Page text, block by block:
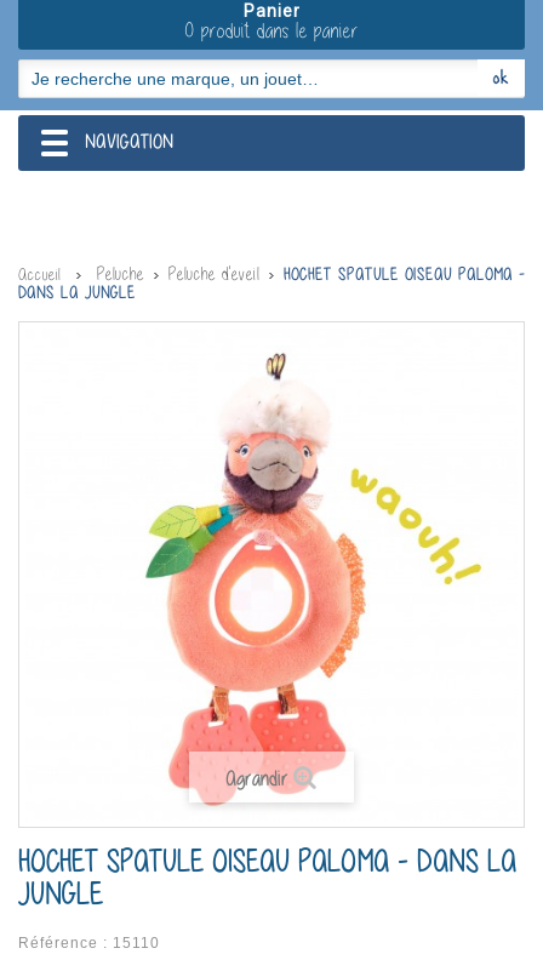
Panier
0 produit dans le panier
navigation
NAVIGATION
Accueil Peluche Peluche d'eveil
HOCHET SPATULE OISEAU PALOMA -
DANS LA JUNGLE
Agrandir
HOCHET SPATULE OISEAU PALOMA - DANS LA
JUNGLE
Référence : 15110